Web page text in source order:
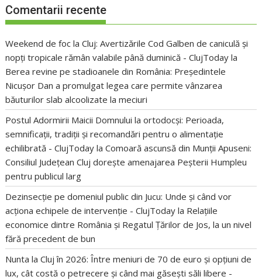
Comentarii recente
Weekend de foc la Cluj: Avertizările Cod Galben de caniculă și
nopți tropicale rămân valabile până duminică - ClujToday la
Berea revine pe stadioanele din România: Președintele
Nicușor Dan a promulgat legea care permite vânzarea
băuturilor slab alcoolizate la meciuri
Postul Adormirii Maicii Domnului la ortodocși: Perioada,
semnificații, tradiții și recomandări pentru o alimentație
echilibrată - ClujToday laComoară ascunsă din Munții Apuseni:
Consiliul Județean Cluj dorește amenajarea Peșterii Humpleu
pentru publicul larg
Dezinsecție pe domeniul public din Jucu: Unde și când vor
acționa echipele de intervenție - ClujToday la Relațiile
economice dintre România și Regatul Țărilor de Jos, la un nivel
fără precedent de bun
Nunta la Cluj în 2026: Între meniuri de 70 de euro și opțiuni de
lux, cât costă o petrecere și când mai găsești săli libere -